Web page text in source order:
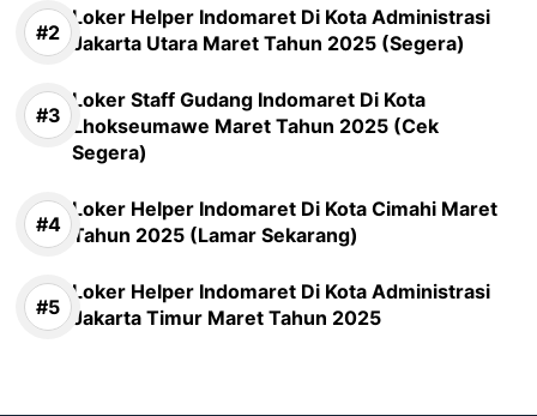
Loker Helper Indomaret Di Kota Administrasi
Jakarta Utara Maret Tahun 2025 (Segera)
Loker Staff Gudang Indomaret Di Kota
Lhokseumawe Maret Tahun 2025 (Cek
Segera)
Loker Helper Indomaret Di Kota Cimahi Maret
Tahun 2025 (Lamar Sekarang)
Loker Helper Indomaret Di Kota Administrasi
Jakarta Timur Maret Tahun 2025